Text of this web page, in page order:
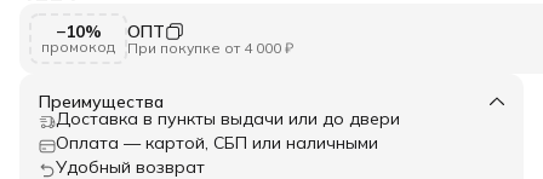
−10%
промокод
ОПТ
При покупке от 4 000 ₽
Преимущества
Доставка в пункты выдачи или до двери
Оплата — картой, СБП или наличными
Удобный возврат